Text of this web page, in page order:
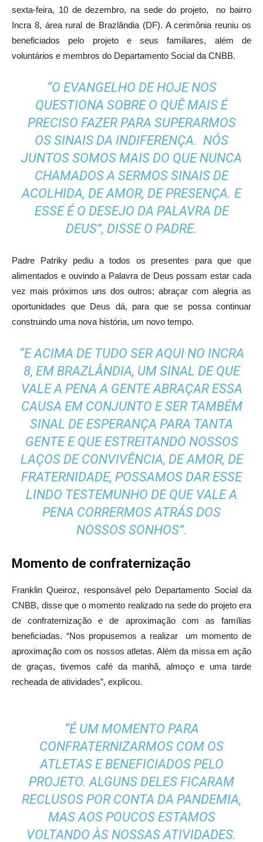
sexta-feira, 10 de dezembro, na sede do projeto, no bairro
Incra 8, área rural de Brazlândia (DF). A cerimônia reuniu os
beneficiados pelo projeto e seus familiares, além de
voluntários e membros do Departamento Social da CNBB.
“O EVANGELHO DE HOJE NOS
QUESTIONA SOBRE O QUÊ MAIS É
PRECISO FAZER PARA SUPERARMOS
OS SINAIS DA INDIFERENÇA. NÓS
JUNTOS SOMOS MAIS DO QUE NUNCA
CHAMADOS A SERMOS SINAIS DE
ACOLHIDA, DE AMOR, DE PRESENÇA. E
ESSE É O DESEJO DA PALAVRA DE
DEUS”, DISSE O PADRE.
Padre Patriky pediu a todos os presentes para que que
alimentados e ouvindo a Palavra de Deus possam estar cada
vez mais próximos uns dos outros; abraçar com alegria as
oportunidades que Deus dá, para que se possa continuar
construindo uma nova história, um novo tempo.
“E ACIMA DE TUDO SER AQUI NO INCRA
8, EM BRAZLÂNDIA, UM SINAL DE QUE
VALE A PENA A GENTE ABRAÇAR ESSA
CAUSA EM CONJUNTO E SER TAMBÉM
SINAL DE ESPERANÇA PARA TANTA
GENTE E QUE ESTREITANDO NOSSOS
LAÇOS DE CONVIVÊNCIA, DE AMOR, DE
FRATERNIDADE, POSSAMOS DAR ESSE
LINDO TESTEMUNHO DE QUE VALE A
PENA CORRERMOS ATRÁS DOS
NOSSOS SONHOS”.
Momento de confraternização
Franklin Queiroz, responsável pelo Departamento Social da
CNBB, disse que o momento realizado na sede do projeto era
de confraternização e de aproximação com as famílias
beneficiadas. “Nos propusemos a realizar um momento de
aproximação com os nossos atletas. Além da missa em ação
de graças, tivemos café da manhã, almoço e uma tarde
recheada de atividades”, explicou.
“É UM MOMENTO PARA
CONFRATERNIZARMOS COM OS
ATLETAS E BENEFICIADOS PELO
PROJETO. ALGUNS DELES FICARAM
RECLUSOS POR CONTA DA PANDEMIA,
MAS AOS POUCOS ESTAMOS
VOLTANDO ÀS NOSSAS ATIVIDADES.